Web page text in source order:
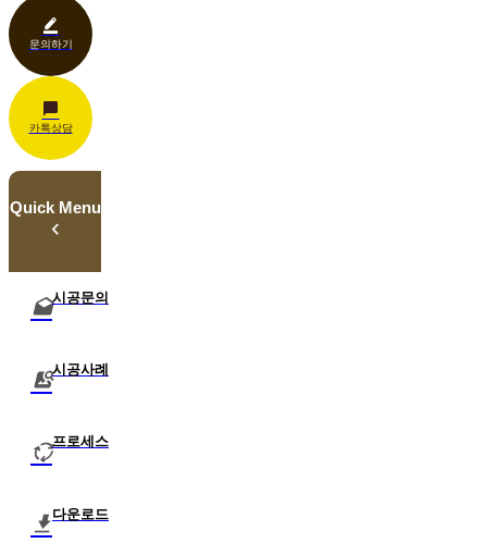
문의하기
카톡상담
Quick Menu
시공문의
시공사례
프로세스
다운로드